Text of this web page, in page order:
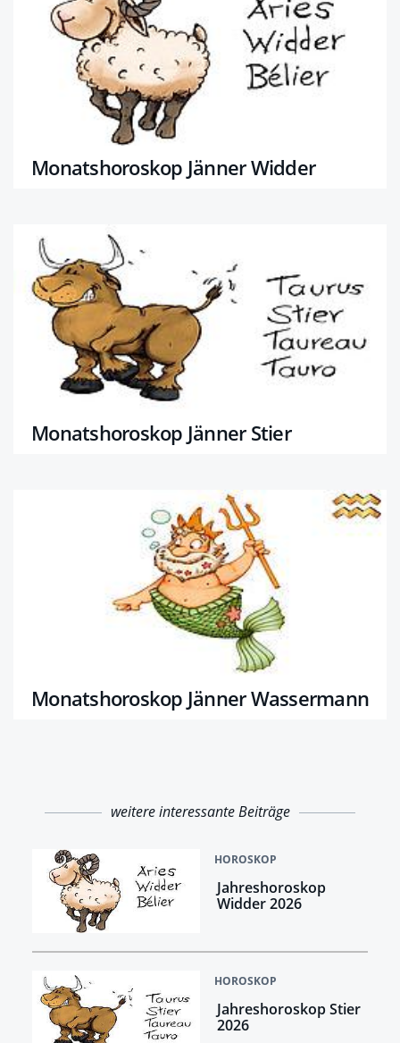
Monatshoroskop Jänner Widder
Monatshoroskop Jänner Stier
Monatshoroskop Jänner Wassermann
weitere interessante Beiträge
HOROSKOP
Jahreshoroskop
Widder 2026
HOROSKOP
Jahreshoroskop Stier
2026